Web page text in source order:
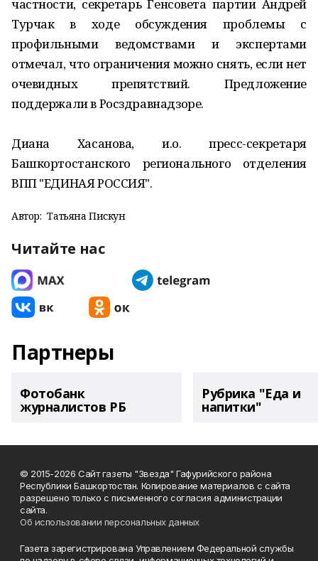
частности, секретарь Генсовета партии Андрей
Турчак в ходе обсуждения проблемы с
профильными ведомствами и экспертами
отмечал, что ограничения можно снять, если нет
очевидных препятствий. Предложение
поддержали в Росздравнадзоре.
Диана Хасанова, и.о. пресс-секретаря
Башкортостанского регионального отделения
ВПП "ЕДИНАЯ РОССИЯ".
Автор: Татьяна Пискун
Читайте нас
Партнеры
Фотобанк
журналистов РБ
Рубрика "Еда и
напитки"
© 2015-2026 Сайт газеты "Звезда" Гафурийского района
Республики Башкортостан. Копирование материалов с сайта
разрешено только с письменного согласия администрации
сайта.
Об использовании персональных данных
Газета зарегистрирована Управлением Федеральной службы